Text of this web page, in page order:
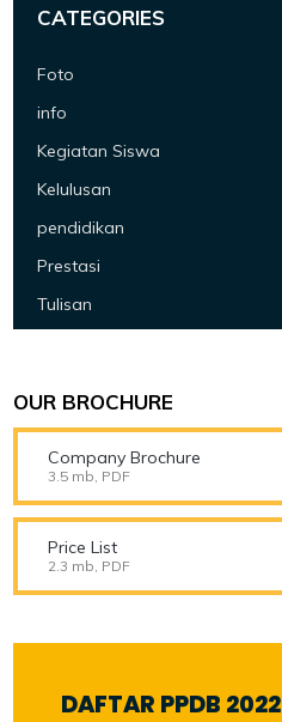
CATEGORIES
Foto
info
Kegiatan Siswa
Kelulusan
pendidikan
Prestasi
Tulisan
OUR BROCHURE
Company Brochure
3.5 mb, PDF
Price List
2.3 mb, PDF
DAFTAR PPDB 2022